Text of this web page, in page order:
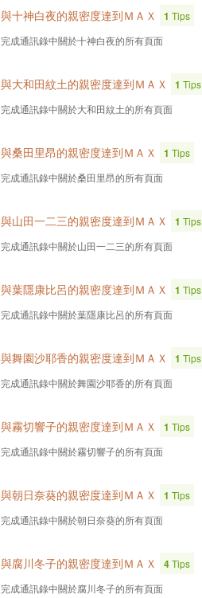
與十神白夜的親密度達到ＭＡＸ 1 Tips
完成通訊錄中關於十神白夜的所有頁面
與大和田紋土的親密度達到ＭＡＸ 1 Tips
完成通訊錄中關於大和田紋土的所有頁面
與桑田里昂的親密度達到ＭＡＸ 1 Tips
完成通訊錄中關於桑田里昂的所有頁面
與山田一二三的親密度達到ＭＡＸ 1 Tips
完成通訊錄中關於山田一二三的所有頁面
與葉隱康比呂的親密度達到ＭＡＸ 1 Tips
完成通訊錄中關於葉隱康比呂的所有頁面
與舞園沙耶香的親密度達到ＭＡＸ 1 Tips
完成通訊錄中關於舞園沙耶香的所有頁面
與霧切響子的親密度達到ＭＡＸ 1 Tips
完成通訊錄中關於霧切響子的所有頁面
與朝日奈葵的親密度達到ＭＡＸ 1 Tips
完成通訊錄中關於朝日奈葵的所有頁面
與腐川冬子的親密度達到ＭＡＸ 4Tips
完成通訊錄中關於腐川冬子的所有頁面